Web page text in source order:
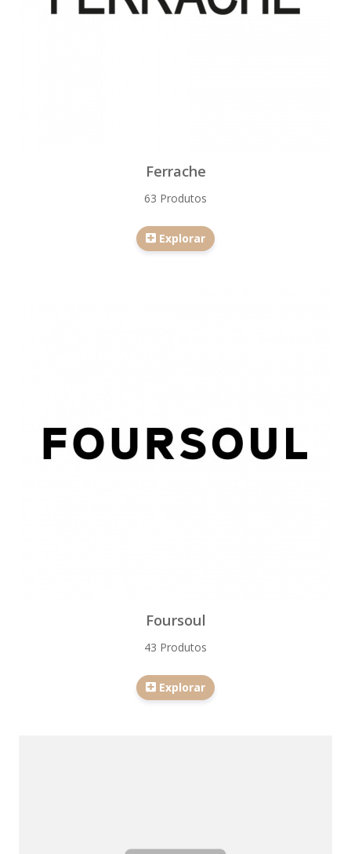
Ferrache
63 Produtos
Explorar
Foursoul
43 Produtos
Explorar